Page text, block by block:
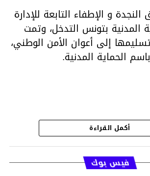
و الإطفاء التابعة للإدارة
المدنية بتونس التدخل، وتمت
إلى أعوان الأمن الوطني،
الحماية المدنية.
أكمل القراءة
فيس بوك